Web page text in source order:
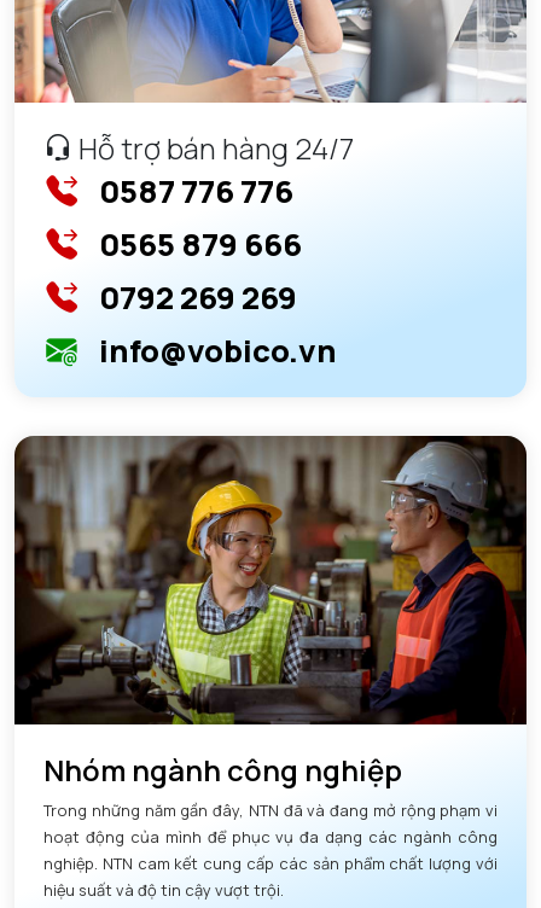
Hỗ trợ bán hàng 24/7
0587 776 776
0565 879 666
0792 269 269
info@vobico.vn
Nhóm ngành công nghiệp
Trong những năm gần đây, NTN đã và đang mở rộng phạm vi
hoạt động của mình để phục vụ đa dạng các ngành công
nghiệp. NTN cam kết cung cấp các sản phẩm chất lượng với
hiệu suất và độ tin cậy vượt trội.